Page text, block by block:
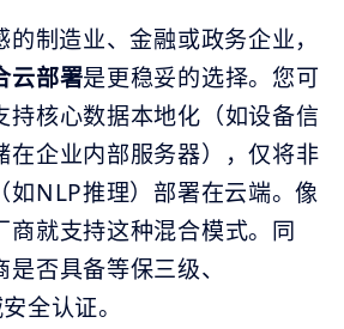
制造业、金融或政务企业，
云部署是更稳妥的选择。您可
持核心数据本地化（如设备信
在企业内部服务器），仅将非
如NLP推理）部署在云端。像
商就支持这种混合模式。同
否具备等保三级、
全认证。